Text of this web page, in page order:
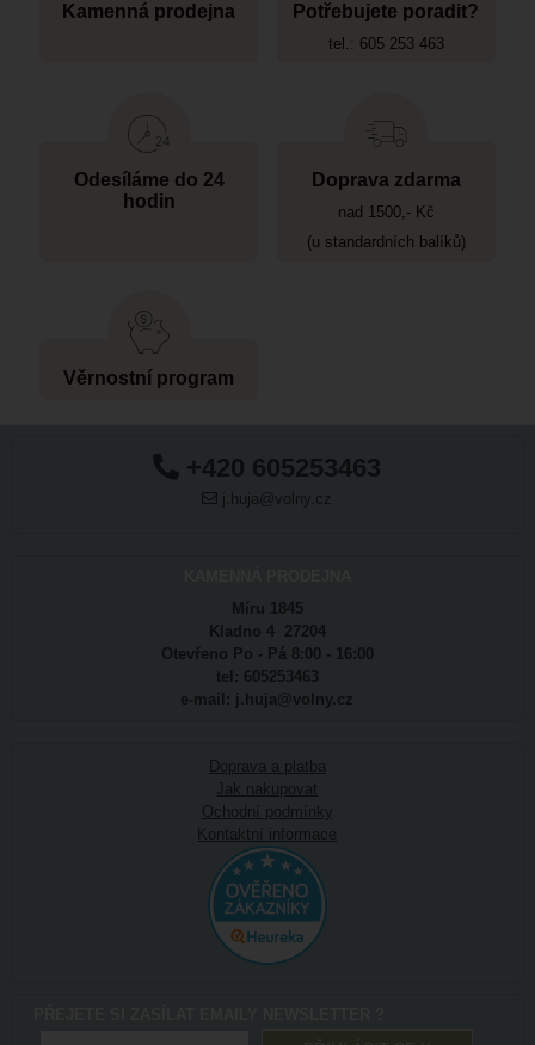
Kamenná prodejna Potřebujete poradit?
tel.: 605 253 463
Odesíláme do 24
hodin
Doprava zdarma
nad 1500,- Kč
(u standardních balíků)
Věrnostní program
+420 605253463
j.huja@volny.cz
Míru 1845
Kladno 4 27204
Otevřeno Po - Pá 8:00 - 16:00
tel: 605253463
e-mail: j.huja@volny.cz
Doprava a platba
Jak nakupovat
Ochodní podmínky
Kontaktní informace